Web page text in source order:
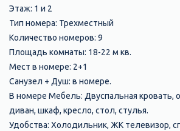
Этаж: 1 и 2
Тип номера: Трехместный
Количество номеров: 9
Площадь комнаты: 18-22 м кв.
Мест в номере: 2+1
Санузел + Душ: в номере.
В номере Мебель: Двуспальная кровать,
диван, шкаф, кресло, стол, стулья.
Удобства: Холодильник, ЖК телевизор,